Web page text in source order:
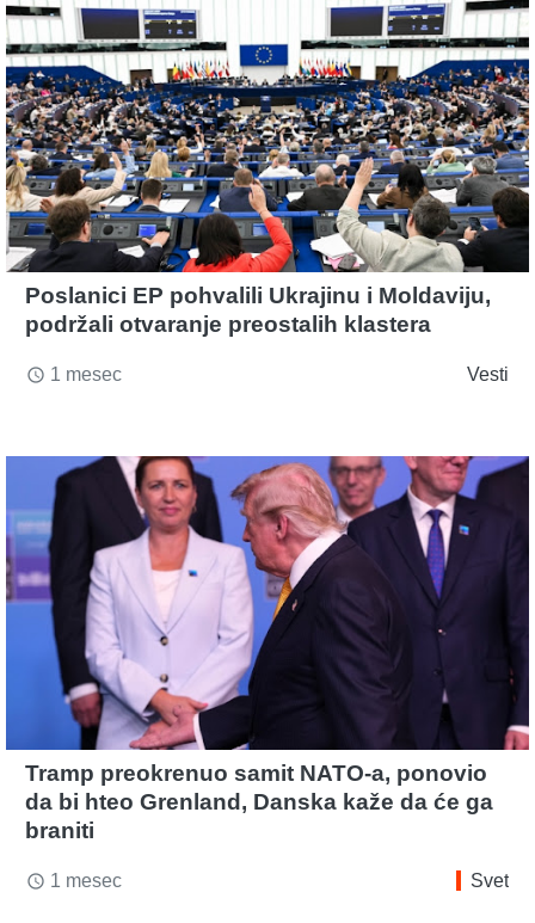
Poslanici EP pohvalili Ukrajinu i Moldaviju,
podržali otvaranje preostalih klastera
access_time 1 mesec Vesti
Tramp preokrenuo samit NATO-a, ponovio
da bi hteo Grenland, Danska kaže da će ga
braniti
access_time 1 mesec Svet